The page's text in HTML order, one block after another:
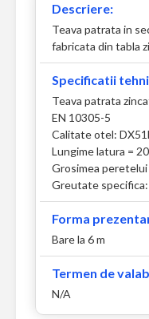
Descriere:
Teava patrata in
fabricata din tabla
Specificatii
Teava patrata
EN 10305-5
Calitate otel:
Lungime latura =
Grosimea peretelui
Greutate specifica:
Forma
Bare la 6 m
Termen de
N/A